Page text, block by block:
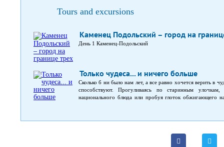
Tours and excursions
Каменец Подольский – город на
День 1 Каменец-Подольский
Только чудеса... и ничего больше
Сколько б ни было нам лет, а все равно хочется верить в
способствуют. Прогуливаясь по старинным
национального блюда или пробуя глоток обжигающего
либо присутствовавшими на территории Украины.
Черновцами. Этот маленький город похож на
Оборонительной Николаевской церковью в Теребовле.